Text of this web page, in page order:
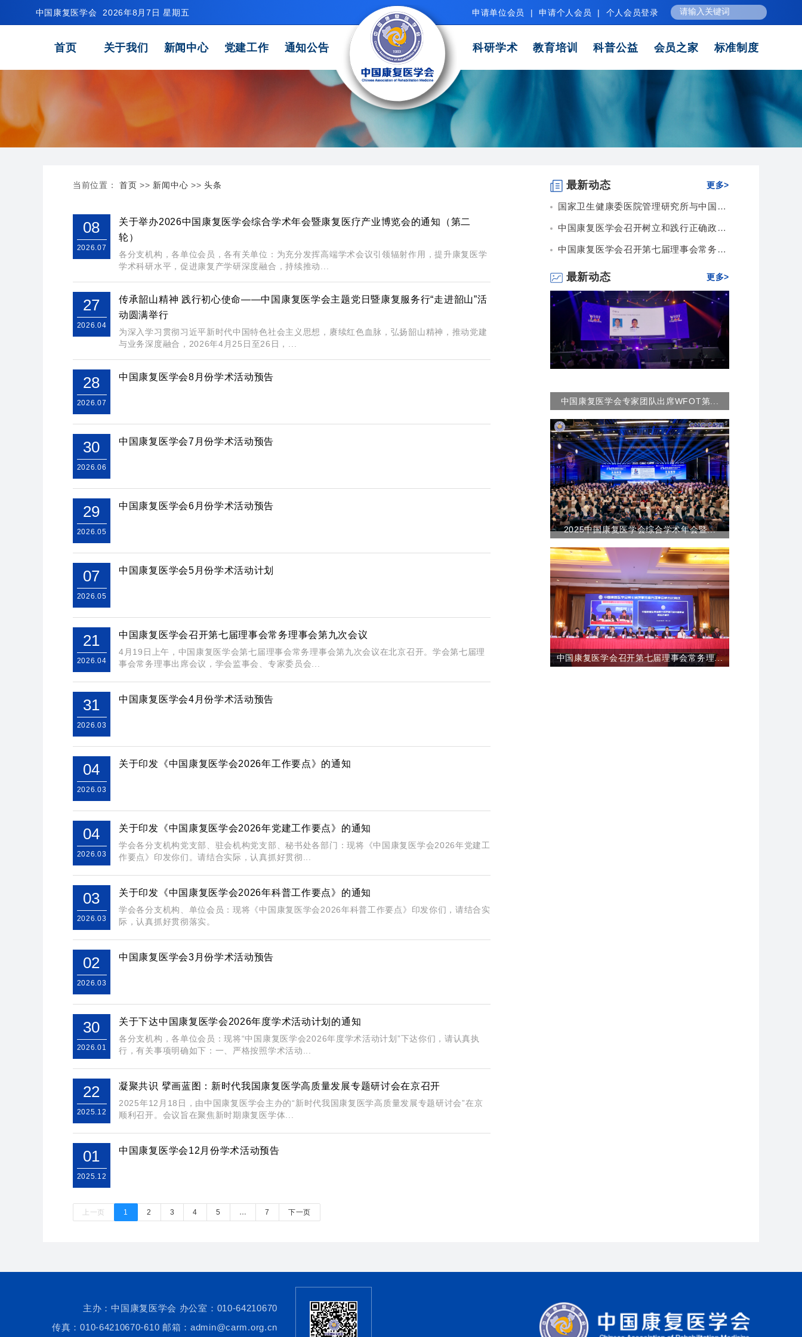
中国康复医学会 2026年8月7日 星期五 申请单位会员 | 申请个人会员 | 个人会员登录
首页 关于我们 新闻中心 党建工作 通知公告 科研学术 教育培训 科普公益 会员之家 标准制度
当前位置： 首页 >> 新闻中心 >>头条
08
2026.07
关于举办2026中国康复医学会综合学术年会暨康复医疗产业博览会的通知（第二
轮）
各分支机构，各单位会员，各有关单位：为充分发挥高端学术会议引领辐射作用，提升康复医学
学术科研水平，促进康复产学研深度融合，持续推动...
27
2026.04
传承韶山精神 践行初心使命——中国康复医学会主题党日暨康复服务行“走进韶山”活
动圆满举行
为深入学习贯彻习近平新时代中国特色社会主义思想，赓续红色血脉，弘扬韶山精神，推动党建
与业务深度融合，2026年4月25日至26日，...
28
2026.07
中国康复医学会8月份学术活动预告
30
2026.06
中国康复医学会7月份学术活动预告
29
2026.05
中国康复医学会6月份学术活动预告
07
2026.05
中国康复医学会5月份学术活动计划
21
2026.04
中国康复医学会召开第七届理事会常务理事会第九次会议
4月19日上午，中国康复医学会第七届理事会常务理事会第九次会议在北京召开。学会第七届理
事会常务理事出席会议，学会监事会、专家委员会...
31
2026.03
中国康复医学会4月份学术活动预告
04
2026.03
关于印发《中国康复医学会2026年工作要点》的通知
04
2026.03
关于印发《中国康复医学会2026年党建工作要点》的通知
学会各分支机构党支部、驻会机构党支部、秘书处各部门：现将《中国康复医学会2026年党建工
作要点》印发你们。请结合实际，认真抓好贯彻...
03
2026.03
关于印发《中国康复医学会2026年科普工作要点》的通知
学会各分支机构、单位会员：现将《中国康复医学会2026年科普工作要点》印发你们，请结合实
际，认真抓好贯彻落实。
02
2026.03
中国康复医学会3月份学术活动预告
30
2026.01
关于下达中国康复医学会2026年度学术活动计划的通知
各分支机构，各单位会员：现将“中国康复医学会2026年度学术活动计划”下达你们，请认真执
行，有关事项明确如下：一、严格按照学术活动...
22
2025.12
凝聚共识 擘画蓝图：新时代我国康复医学高质量发展专题研讨会在京召开
2025年12月18日，由中国康复医学会主办的“新时代我国康复医学高质量发展专题研讨会”在京
顺利召开。会议旨在聚焦新时期康复医学体...
01
2025.12
中国康复医学会12月份学术活动预告
上一页 1 2 3 4 5 … 7 下一页
最新动态 更多>
国家卫生健康委医院管理研究所与中国康复医学会...
中国康复医学会召开树立和践行正确政绩观专题会...
中国康复医学会召开第七届理事会常务理事会第九...
最新动态 更多>
中国康复医学会专家团队出席WFOT第...
2025中国康复医学会综合学术年会暨...
中国康复医学会召开第七届理事会常务理...
主办：中国康复医学会 办公室：010-64210670
传真：010-64210670-610 邮箱：admin@carm.org.cn